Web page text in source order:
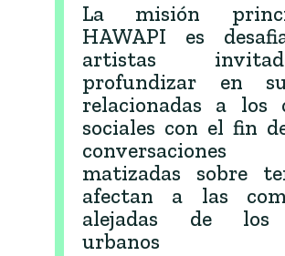
La misión
HAWAPI es
artistas
profundizar en
relacionadas a los
sociales con el fin
conversaciones
matizadas sobre
afectan a las
alejadas de los
urbanos